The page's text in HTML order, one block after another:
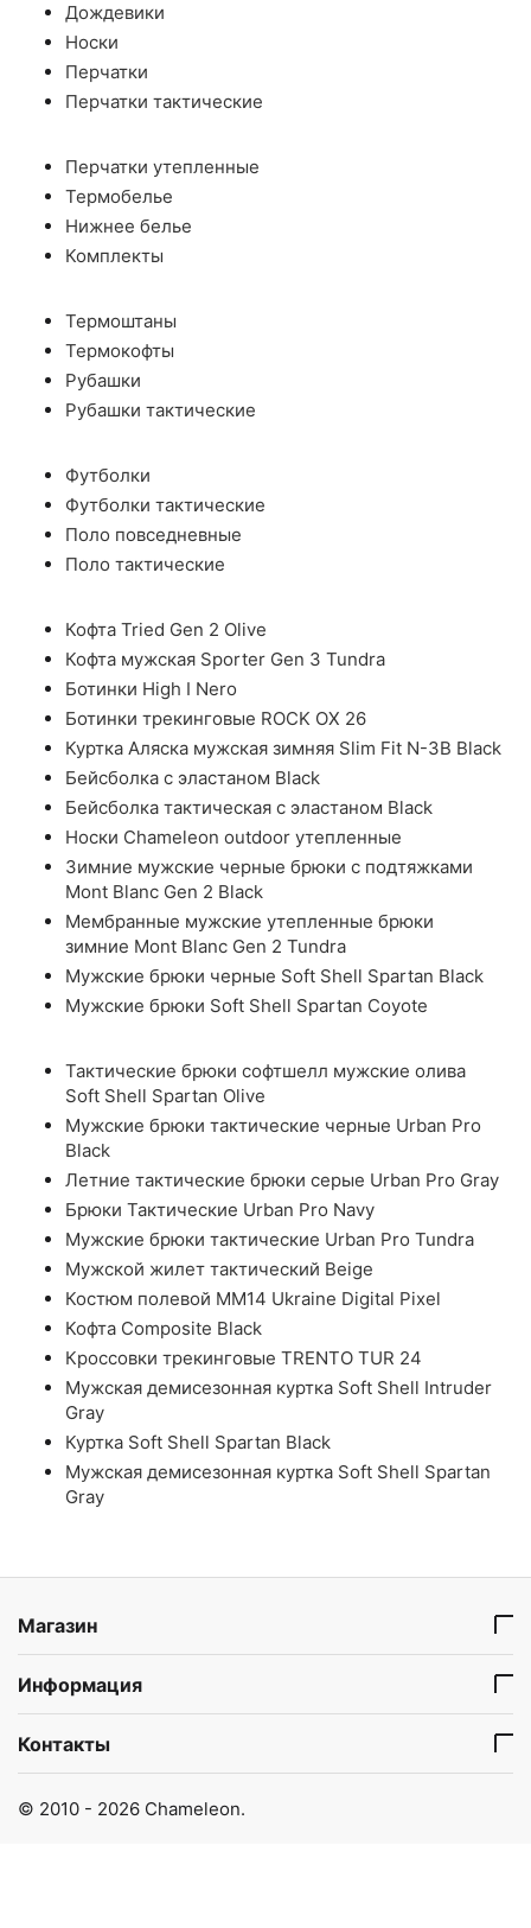
Дождевики
Носки
Перчатки
Перчатки тактические
Перчатки утепленные
Термобелье
Нижнее белье
Комплекты
Термоштаны
Термокофты
Рубашки
Рубашки тактические
Футболки
Футболки тактические
Поло повседневные
Поло тактические
Кофта Tried Gen 2 Olive
Кофта мужская Sporter Gen 3 Tundra
Ботинки High I Nero
Ботинки трекинговые ROCK OX 26
Куртка Аляска мужская зимняя Slim Fit N-3B Black
Бейсболка с эластаном Black
Бейсболка тактическая с эластаном Black
Носки Chameleon outdoor утепленные
Зимние мужские черные брюки с подтяжками
Mont Blanc Gen 2 Black
Мембранные мужские утепленные брюки
зимние Mont Blanc Gen 2 Tundra
Мужские брюки черные Soft Shell Spartan Black
Мужские брюки Soft Shell Spartan Coyote
Тактические брюки софтшелл мужские олива
Soft Shell Spartan Olive
Мужские брюки тактические черные Urban Pro
Black
Летние тактические брюки серые Urban Pro Gray
Брюки Тактические Urban Pro Navy
Мужские брюки тактические Urban Pro Tundra
Мужской жилет тактический Beige
Костюм полевой ММ14 Ukraine Digital Pixel
Кофта Composite Black
Кроссовки трекинговые TRENTO TUR 24
Мужская демисезонная куртка Soft Shell Intruder
Gray
Куртка Soft Shell Spartan Black
Мужская демисезонная куртка Soft Shell Spartan
Gray
Магазин
Информация
Контакты
© 2010 - 2026 Chameleon.